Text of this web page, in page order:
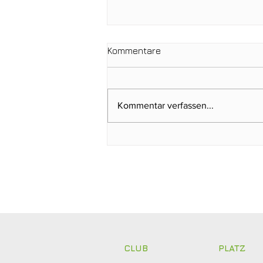
Kommentare
Kommentar verfassen...
CLUB PLATZ